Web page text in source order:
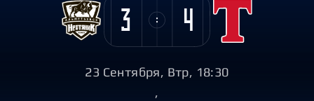
3 4
23 Сентября, Втр, 18:30
,